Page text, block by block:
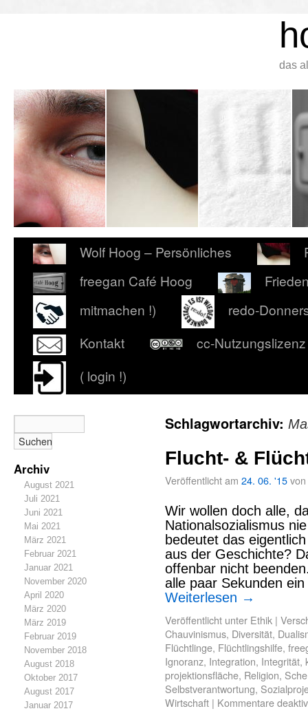
das
Wolf Hoog – Persönliches
freegan Café Hoog
mitmachen !)
redo-
Kontakt
cc-Nutzungslizenz
( login !)
Archiv
August 2021
Juli 2021
Juni 2021
Mai 2021
März 2021
Februar 2021
Januar 2021
November 2020
April 2020
März 2020
März 2019
Februar 2019
November 2018
August 2018
Oktober 2017
August 2017
Januar 2017
Schlagwortarchiv:
Flucht- &
Veröffentlicht am 24. 06. '15von
Wir wollen doch alle,
Nationalsozialismus
bedeutet das
aus der Geschichte?
offenbar nicht
alle paar Sekunden
Weiterlesen →
Veröffentlicht unter Ethik |
Chauvinismus, Diversität,
Flüchtlinge, Flüchtlingshilfe,
Ignoranz, Integration, Integrität,
projektionsfläche, Religion,
Selbstverantwortung,
Wirtschaft | Kommentare